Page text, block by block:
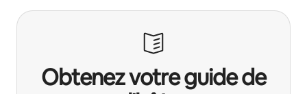
Obtenez votre guide de